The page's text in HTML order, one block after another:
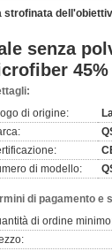
senza
45%
di origine:
di modello:
di pagamento e
di ordine